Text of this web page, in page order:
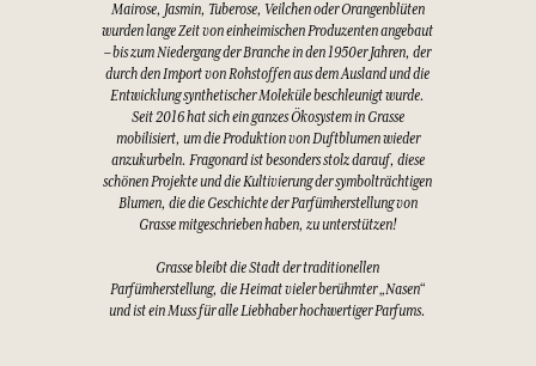
Mairose, Jasmin, Tuberose, Veilchen oder Orangenblüten
wurden lange Zeit von einheimischen Produzenten angebaut
– bis zum Niedergang der Branche in den 1950er Jahren, der
durch den Import von Rohstoffen aus dem Ausland und die
Entwicklung synthetischer Moleküle beschleunigt wurde.
Seit 2016 hat sich ein ganzes Ökosystem in Grasse
mobilisiert, um die Produktion von Duftblumen wieder
anzukurbeln. Fragonard ist besonders stolz darauf, diese
schönen Projekte und die Kultivierung der symbolträchtigen
Blumen, die die Geschichte der Parfümherstellung von
Grasse mitgeschrieben haben, zu unterstützen!
Grasse bleibt die Stadt der traditionellen
Parfümherstellung, die Heimat vieler berühmter „Nasen“
und ist ein Muss für alle Liebhaber hochwertiger Parfums.